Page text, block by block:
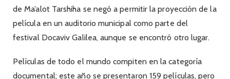
de Ma’alot Tarshiha se negó a permitir la proyección de la
película en un auditorio municipal como parte del
festival Docaviv Galilea, aunque se encontró otro lugar.
Películas de todo el mundo compiten en la categoría
documental; este año se presentaron 159 películas, pero